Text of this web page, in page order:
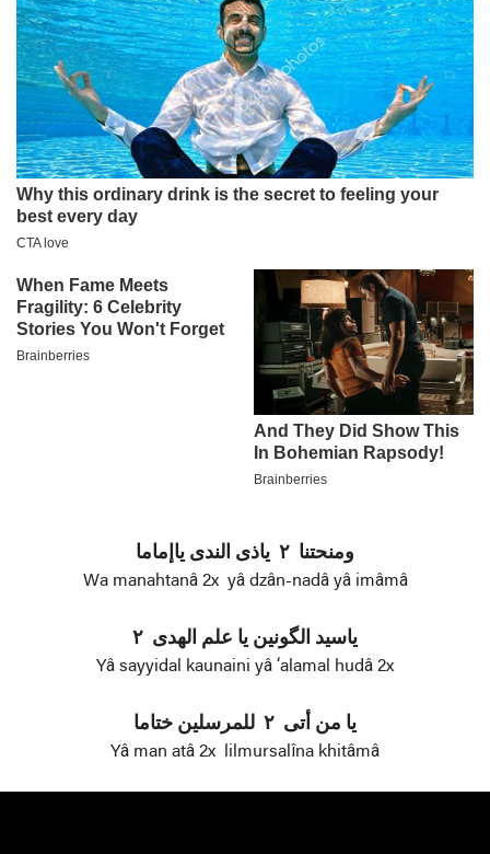
ومنحتنا ۲ ياذی الندی ياإماما
Wa manahtanâ 2x yâ dzân-nadâ yâ imâmâ
ياسيد الگونين يا علم الهدی ۲
Yâ sayyidal kaunaini yâ ‘alamal hudâ 2x
يا من أتی ۲ للمرسلين ختاما
Yâ man atâ 2x lilmursalîna khitâmâ